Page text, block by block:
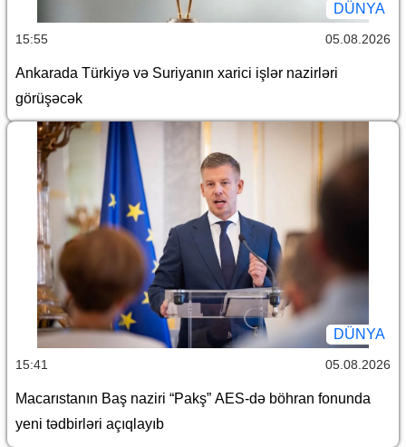
DÜNYA
15:55 05.08.2026
Ankarada Türkiyə və Suriyanın xarici işlər nazirləri
görüşəcək
DÜNYA
15:41 05.08.2026
Macarıstanın Baş naziri “Pakş” AES-də böhran fonunda
yeni tədbirləri açıqlayıb